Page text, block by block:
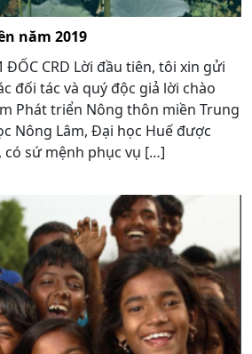
năm 2019
ĐỐC CRD Lời đầu tiên, tôi xin gửi
đối tác và quý độc giả lời chào
Phát triển Nông thôn miền Trung
Nông Lâm, Đại học Huế được
có sứ mệnh phục vụ […]